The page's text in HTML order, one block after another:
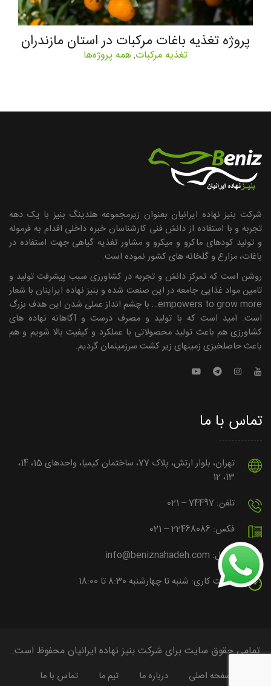
پروژه تغذیه باغات مرکبات در استان مازندران
تغذیه مرکبات, همه پروژه‌ها
شرکت بنیز نهاده ایرانیان بعنوان زیرمجموعه هلدینگ بنیز با یک دهه
تجربه و با استفاده از دانش فنی کارشناسان خبره داخلی اقدام به فرموله
و تولید کودهای ماکرو و میکرو و مشاور تغذیه گیاهی جهت استفاده در
باغات، مزارع و گلخانه های کشور نموده است.
روشن است که تمرکز دانش و تجربه در کشاورزی سبب پیشرفت تولید و
تامین مواد غذایی جامعه در این صنعت شده و بنیز نهاده ایراینان با شعار
empowers to grow more… با چشم انداز عملی شدن این هدف بزرگ
است. امید است که با تولید و مصرف درست و آگاهانه نهاده ­های
کشاورزی هم باعث تولید محصولاتی با عملکرد و کیفیت بالا شویم و هم
باعث حاصلخیزی زمین­های زیر کشت سرزمینمان گردیم.
تماس با ما
تهران، بلوار ارتش، پلاک 77، ساختمان کیمیا، واحدهای 15، 14،
13، 12
تلفن: 74497 – 021
فکس: 22468086 – 021
ایمیل: info@beniznahadeh.com
ساعت کاری: شنبه تا چهارشنبه 8:30 تا 18:00
تمامی حقوق سایت برای شرکت بنیز نهاده ایرانیان محفوظ است.
صفحه اصلی درباره ما تیم ما تماس با ما